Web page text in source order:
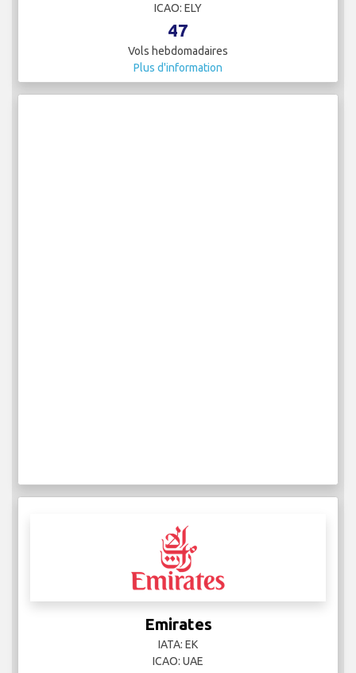
ICAO: ELY
47
Vols hebdomadaires
Plus d'information
Emirates
IATA: EK
ICAO: UAE